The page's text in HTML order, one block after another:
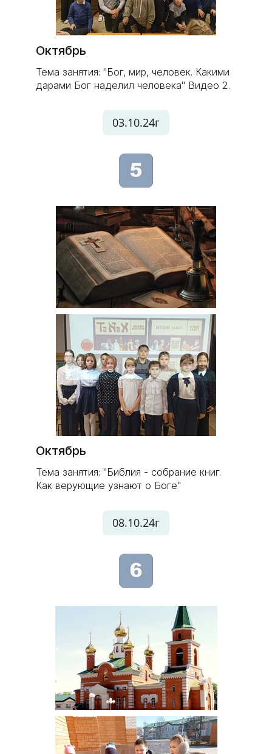
Октябрь
Тема занятия: "Бог, мир, человек. Какими
дарами Бог наделил человека" Видео 2.
03.10.24г
Октябрь
Тема занятия: "Библия - собрание книг.
Как верующие узнают о Боге"
08.10.24г